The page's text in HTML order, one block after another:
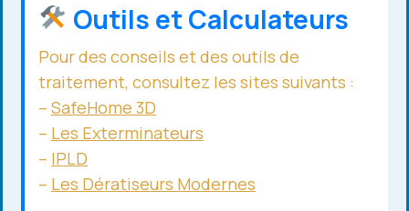
Outils et Calculateurs
Pour des conseils et des outils de
traitement, consultez les sites suivants :
– SafeHome 3D
– Les Exterminateurs
– IPLD
– Les Dératiseurs Modernes